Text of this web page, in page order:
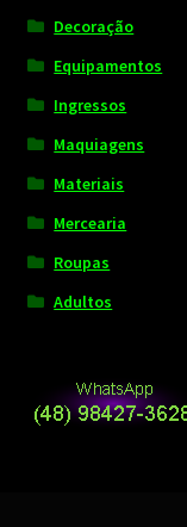
Decoração
Equipamentos
Ingressos
Maquiagens
Materiais
Mercearia
Roupas
Adultos